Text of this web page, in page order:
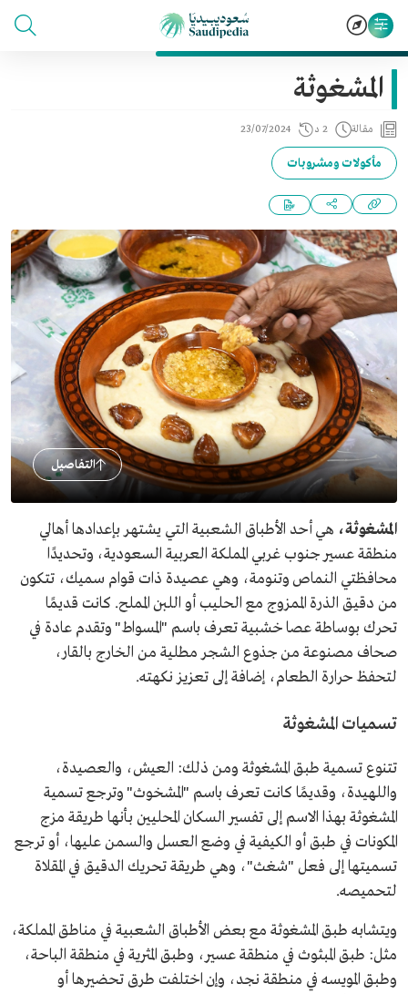
المشغوثة
مقالة 2 د 23/07/2024
مأكولات ومشروبات
التفاصيل
المشغوثة، هي أحد الأطباق الشعبية التي يشتهر بإعدادها أهالي
منطقة عسير جنوب غربي المملكة العربية السعودية، وتحديدًا
محافظتي النماص وتنومة، وهي عصيدة ذات قوام سميك، تتكون
من دقيق الذرة الممزوج مع الحليب أو اللبن المملح. كانت قديمًا
تحرك بوساطة عصا خشبية تعرف باسم "المسواط" وتقدم عادة في
صحاف مصنوعة من جذوع الشجر مطلية من الخارج بالقار،
لتحفظ حرارة الطعام، إضافة إلى تعزيز نكهته.
تسميات المشغوثة
تتنوع تسمية طبق المشغوثة ومن ذلك: العيش، والعصيدة،
واللهيدة، وقديمًا كانت تعرف باسم "المشخوث" وترجع تسمية
المشغوثة بهذا الاسم إلى تفسير السكان المحليين بأنها طريقة مزج
المكونات في طبق أو الكيفية في وضع العسل والسمن عليها، أو ترجع
تسميتها إلى فعل "شغث"، وهي طريقة تحريك الدقيق في المقلاة
لتحميصه.
ويتشابه طبق المشغوثة مع بعض الأطباق الشعبية في مناطق المملكة،
مثل: طبق المبثوث في منطقة عسير، وطبق المثرية في منطقة الباحة،
وطبق المويسه في منطقة نجد، وإن اختلفت طرق تحضيرها أو